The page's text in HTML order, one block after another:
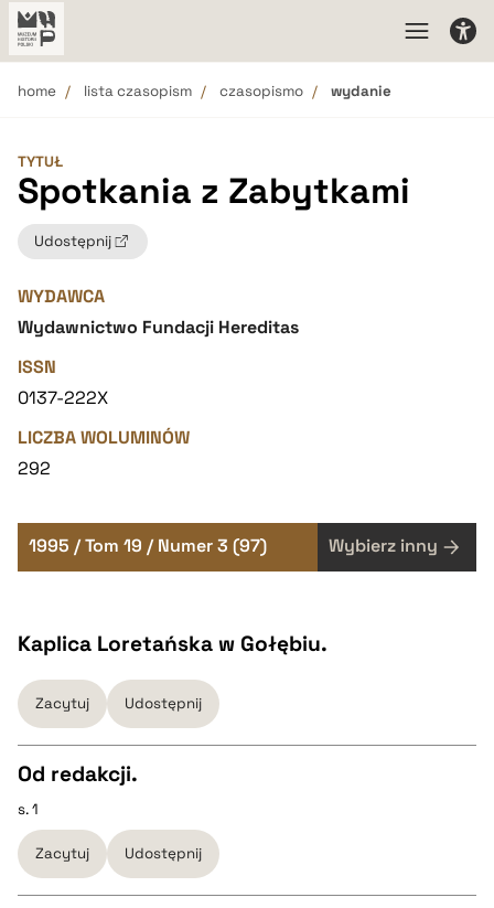
home lista czasopism czasopismo wydanie
TYTUŁ
Spotkania z Zabytkami
Udostępnij
WYDAWCA
Wydawnictwo Fundacji Hereditas
ISSN
0137-222X
LICZBA WOLUMINÓW
292
1995 / Tom 19 / Numer 3 (97) Wybierz inny
Kaplica Loretańska w Gołębiu.
Zacytuj Udostępnij
CZYSTY TEKST
pobierz cytat
Od redakcji.
s. 1
Zacytuj Udostępnij